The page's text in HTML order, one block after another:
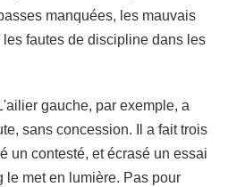
manquées, les mauvais
fautes de discipline dans les
gauche, par exemple, a
sans concession. Il a fait trois
un contesté, et écrasé un essai
le met en lumière. Pas pour